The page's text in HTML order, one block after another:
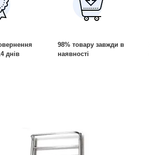
днів
98% товару завжди в
наявності